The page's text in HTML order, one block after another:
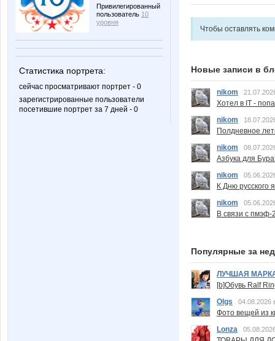
Привилегированный
пользователь 10
уровня
Статистика портрета:
сейчас просматривают портрет - 0
зарегистрированные пользователи
посетившие портрет за 7 дней - 0
Чтобы оставлять
Новые записи в
nikom
Хотел в IT -
nikom
Полдневное
nikom
Азбука для
nikom
К Дню русского
nikom
В связи с пмэф-
Популярные за
ЛУЧШАЯ
[b]Обувь Ralf
Olgs
04.08.2026
Фото вещей из
Lonza